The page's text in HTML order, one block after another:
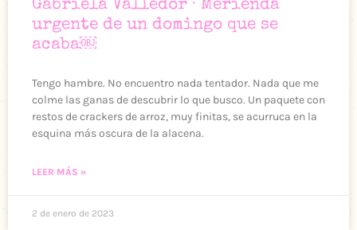
Gabriela Valledor · Merienda
urgente de un domingo que se
acaba￼
Tengo hambre. No encuentro nada tentador. Nada que me
colme las ganas de descubrir lo que busco. Un paquete con
restos de crackers de arroz, muy finitas, se acurruca en la
esquina más oscura de la alacena.
LEER MÁS »
2 de enero de 2023